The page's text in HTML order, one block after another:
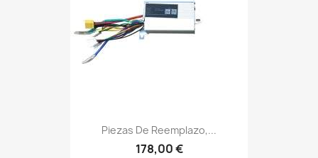
Piezas De Reemplazo,...
178,00 €